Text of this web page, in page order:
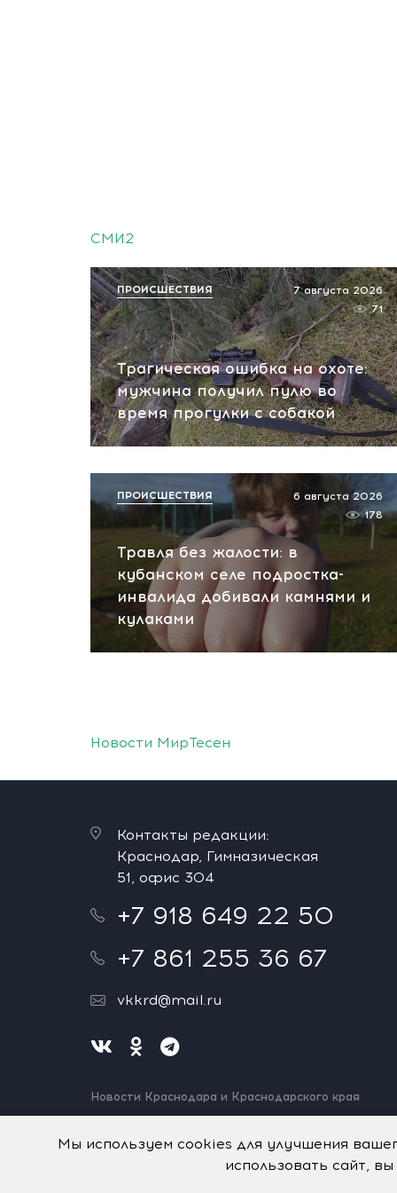
СМИ2
Трагическая ошибка на охоте:
мужчина получил пулю во
время прогулки с собакой
7 августа 2026
71
ПРОИСШЕСТВИЯ
Травля без жалости: в
кубанском селе подростка-
инвалида добивали камнями и
кулаками
6 августа 2026
178
ПРОИСШЕСТВИЯ
Новости МирТесен
Контакты редакции:
Краснодар, Гимназическая
51, офис 304
+7 918 649 22 50
+7 861 255 36 67
vkkrd@mail.ru
Новости Краснодара и Краснодарского края
Нашли ошибку? Выделите и нажмите Ctrl+Enter.
Мы используем cookies для улучшения
использовать сайт,